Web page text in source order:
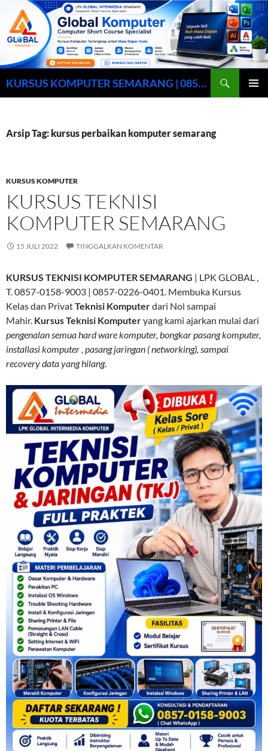
KURSUS KOMPUTER SEMARANG | 0857-0158-9003
Arsip Tag: kursus perbaikan komputer semarang
KURSUS KOMPUTER
KURSUS TEKNISI
KOMPUTER SEMARANG
15 JULI 2022 TINGGALKAN KOMENTAR
KURSUS TEKNISI KOMPUTER SEMARANG | LPK GLOBAL ,
T. 0857-0158-9003 | 0857-0226-0401. Membuka Kursus
Kelas dan PrivatTeknisi Komputerdari Nol sampai
Mahir. Kursus Teknisi Komputeryang kami ajarkan mulai dari
pengenalan semua hard ware komputer, bongkar pasang komputer,
installasi komputer , pasang jaringan ( networking), sampai
recovery data yang hilang.